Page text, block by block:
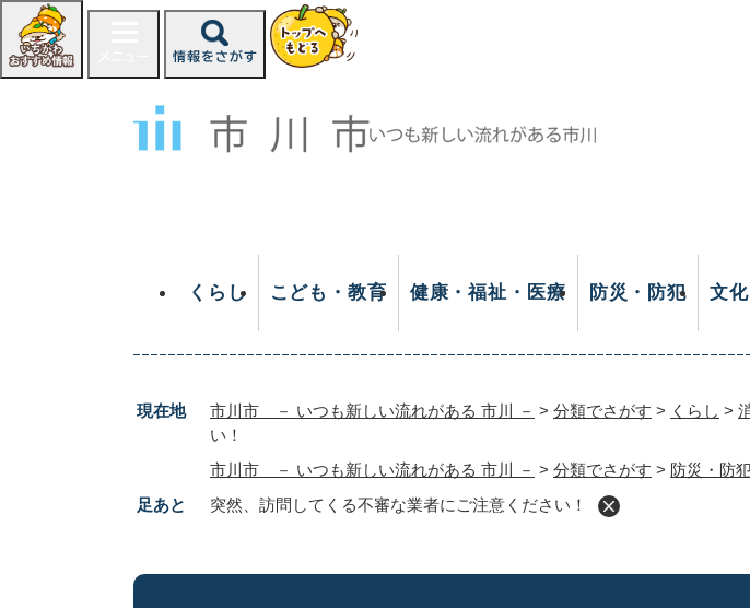
ジ
くらし こども・教育 健康・福祉・医療 防災・防犯 文
現在地 市川市 － いつも新しい流れがある 市川 － > 分類でさがす > くらし >
い！
市川市 － いつも新しい流れがある 市川 － > 分類でさがす > 防災・防
足あと
突然、訪問してくる不審な業者にご注意ください！
本